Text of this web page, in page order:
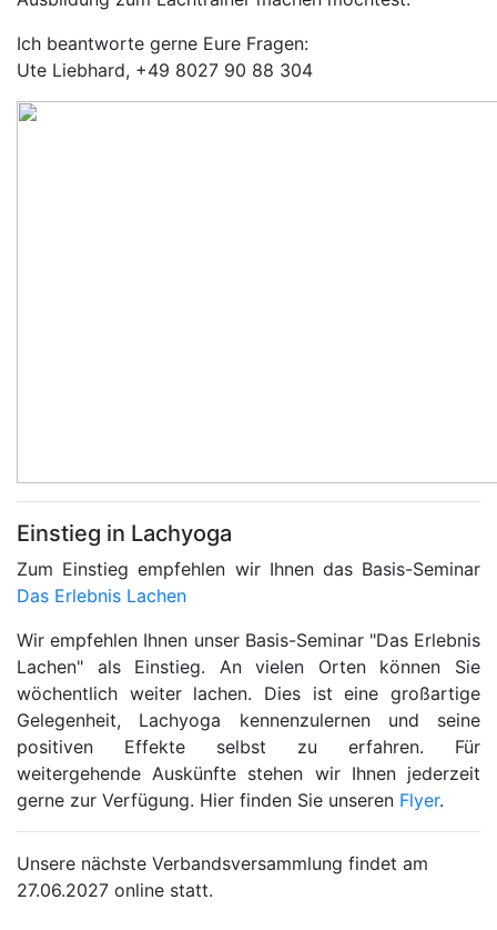
Ich beantworte gerne Eure Fragen:
Ute Liebhard, +49 8027 90 88 304
Einstieg in Lachyoga
Zum Einstieg empfehlen wir Ihnen das Basis-Seminar
Das Erlebnis Lachen
Wir empfehlen Ihnen unser Basis-Seminar "Das Erlebnis
Lachen" als Einstieg. An vielen Orten können Sie
wöchentlich weiter lachen. Dies ist eine großartige
Gelegenheit, Lachyoga kennenzulernen und seine
positiven Effekte selbst zu erfahren. Für
weitergehende Auskünfte stehen wir Ihnen jederzeit
gerne zur Verfügung. Hier finden Sie unseren Flyer.
Unsere nächste Verbandsversammlung findet am
27.06.2027 online statt.